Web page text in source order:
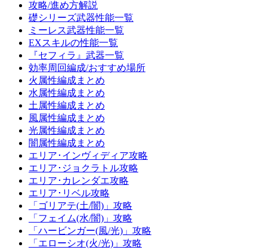
攻略/進め方解説
礎シリーズ武器性能一覧
ミーレス武器性能一覧
EXスキルの性能一覧
『セフィラ』武器一覧
効率周回編成/おすすめ場所
火属性編成まとめ
水属性編成まとめ
土属性編成まとめ
風属性編成まとめ
光属性編成まとめ
闇属性編成まとめ
エリア･インヴィディア攻略
エリア･ジョクラトル攻略
エリア･カレンダエ攻略
エリア･リベル攻略
「ゴリアテ(土/闇)」攻略
「フェイム(水/闇)」攻略
「ハービンガー(風/光)」攻略
「エローシオ(火/光)」攻略